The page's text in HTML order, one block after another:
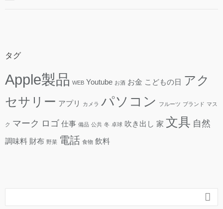
タグ
Apple製品 WEB Youtube お酒 お金 こどもの日 アク
セサリー アプリ カメラ パソコン フルーツ ブランド マス
ク マーク ロゴ 仕事 備品 公共 冬 卓球 吹き出し 家 文具 自然
調味料 財布 野菜 電話 食物 飲料
